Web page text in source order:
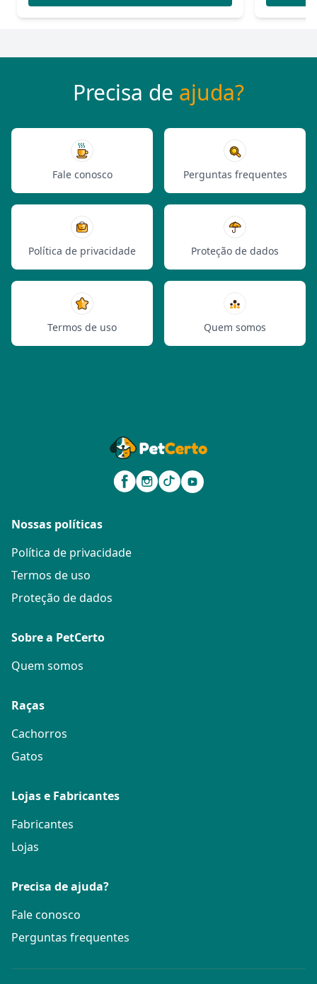
Precisa de ajuda?
Fale conosco Perguntas frequentes
Política de privacidade Proteção de dados
Termos de uso Quem somos
Nossas políticas
Política de privacidade
Termos de uso
Proteção de dados
Sobre a PetCerto
Quem somos
Raças
Cachorros
Gatos
Lojas e Fabricantes
Fabricantes
Lojas
Precisa de ajuda?
Fale conosco
Perguntas frequentes